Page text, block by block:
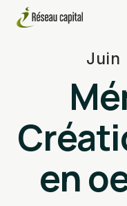
Juin
en